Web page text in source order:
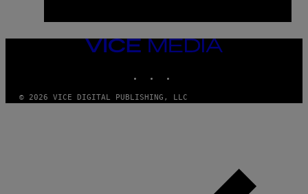
VICE
MEDIA
© 2026 VICE DIGITAL PUBLISHING, LLC